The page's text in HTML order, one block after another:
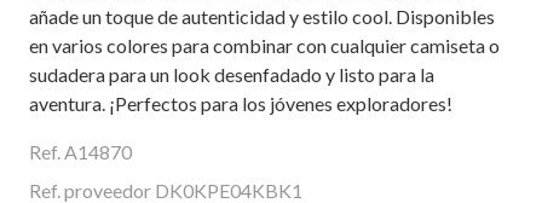
añade un toque de autenticidad y estilo cool. Disponibles
en varios colores para combinar con cualquier camiseta o
sudadera para un look desenfadado y listo para la
aventura. ¡Perfectos para los jóvenes exploradores!
Ref. A14870
Ref. proveedor DK0KPE04KBK1